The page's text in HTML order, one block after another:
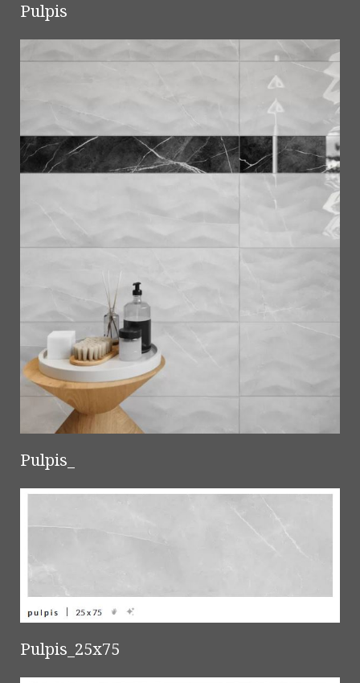
Pulpis
Pulpis_
Pulpis_25x75